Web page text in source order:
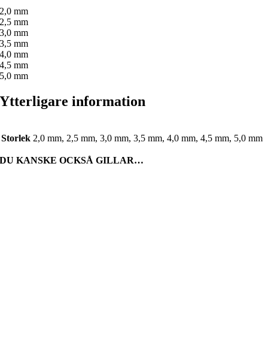
2,0 mm
2,5 mm
3,0 mm
3,5 mm
4,0 mm
4,5 mm
5,0 mm
Ytterligare information
Storlek 2,0 mm, 2,5 mm, 3,0 mm, 3,5 mm, 4,0 mm, 4,5 mm, 5,0 mm
DU KANSKE OCKSÅ GILLAR…